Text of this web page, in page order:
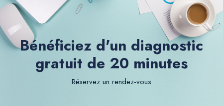
Bénéficiez d'un diagnostic
gratuit de 20 minutes
Réservez un rendez-vous